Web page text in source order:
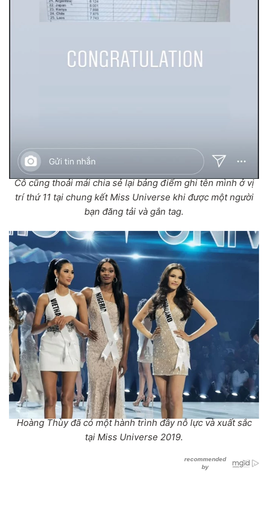
Cô cũng thoải mái chia sẻ lại bảng điểm ghi tên mình ở vị
trí thứ 11 tại chung kết Miss Universe khi được một người
bạn đăng tải và gắn tag.
Hoàng Thùy đã có một hành trình đầy nỗ lực và xuất sắc
tại Miss Universe 2019.